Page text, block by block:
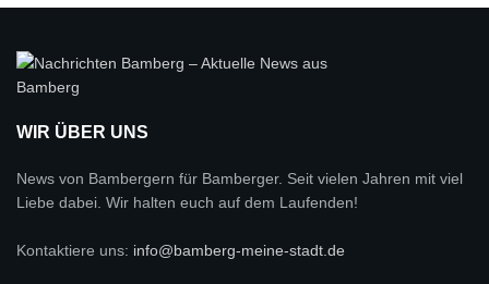
WIR ÜBER UNS
News von Bambergern für Bamberger. Seit vielen Jahren mit viel
Liebe dabei. Wir halten euch auf dem Laufenden!
Kontaktiere uns: info@bamberg-meine-stadt.de